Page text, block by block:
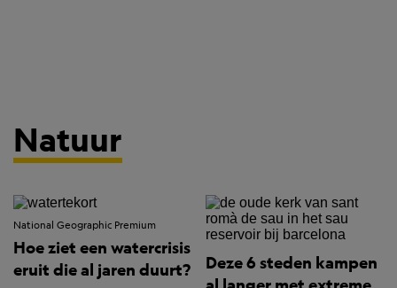
Natuur
National Geographic Premium
Hoe ziet een watercrisis
eruit die al jaren duurt?
Deze 6 steden kampen